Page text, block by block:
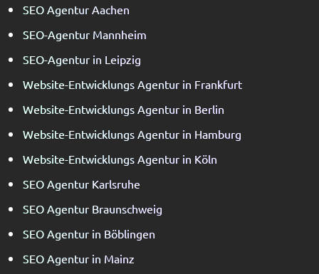
SEO Agentur Aachen
SEO-Agentur Mannheim
SEO-Agentur in Leipzig
Website-Entwicklungs Agentur in Frankfurt
Website-Entwicklungs Agentur in Berlin
Website-Entwicklungs Agentur in Hamburg
Website-Entwicklungs Agentur in Köln
SEO Agentur Karlsruhe
SEO Agentur Braunschweig
SEO Agentur in Böblingen
SEO Agentur in Mainz